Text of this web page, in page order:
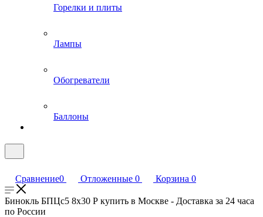
Горелки и плиты
Лампы
Обогреватели
Баллоны
Сравнение0 Отложенные 0 Корзина 0
Бинокль БПЦс5 8x30 Р купить в Москве - Доставка за 24 часа
по России